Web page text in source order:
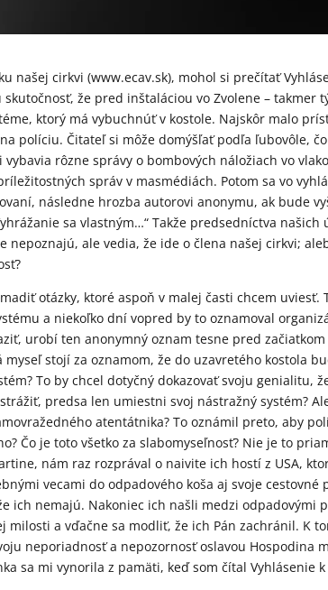
našej cirkvi (www.ecav.sk), mohol si prečítať
že pred inštaláciou vo Zvolene – takmer
ktorý má vybuchnúť v kostole. Najskôr malo
políciu. Čitateľ si môže domýšľať podľa ľubovôle,
rôzne správy o bombových náložiach vo
správ v masmédiách. Potom sa vo
následne hrozba autorovi anonymu, ak bude
sa vlastným…“ Takže predsedníctva našich
ale vedia, že ide o člena našej cirkvi;
otázky, ktoré aspoň v malej časti chcem uviesť.
a niekoľko dní vopred by to oznamoval
urobí ten anonymný oznam tesne pred
stojí za oznamom, že do uzavretého kostola
To by chcel dotyčný dokazovať svoju genialitu,
predsa len umiestni svoj nástražný systém?
atentátnika? To oznámil preto, aby
Čo je toto všetko za slabomyseľnosť? Nie je to
nám raz rozprával o naivite ich hostí z USA,
vecami do odpadového koša aj svoje cestovné
ich nemajú. Nakoniec ich našli medzi odpadovými
milosti a vďačne sa modliť, že ich Pán zachránil. K
neporiadnosť a nepozornosť oslavou Hospodina
sa mi vynorila z pamäti, keď som čítal Vyhlásenie